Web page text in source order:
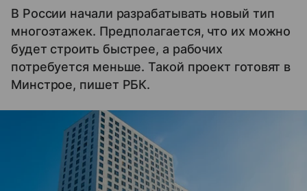
В России начали разрабатывать новый тип
многоэтажек. Предполагается, что их можно
будет строить быстрее, а рабочих
потребуется меньше. Такой проект готовят в
Минстрое, пишет РБК.